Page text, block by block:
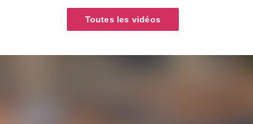
Toutes les vidéos